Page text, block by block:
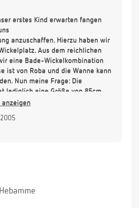
erstes Kind erwarten fangen
anzuschaffen. Hierzu haben wir
Aus dem reichlichen
eine Bade-Wickelkombination
ist von Roba und die Wanne kann
Nun meine Frage: Die
lediglich eine Größe von 85cm
Reicht diese Grüße aus oder
raten Sie uns.
anzeigen
Hebamme